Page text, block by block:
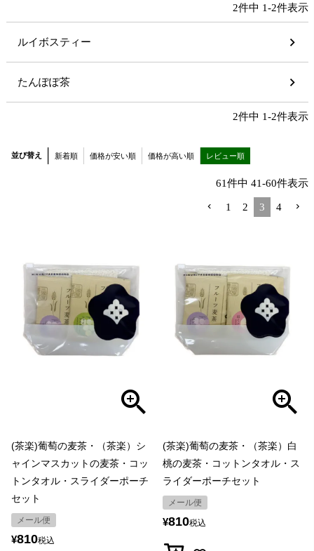
2件中 1-2件表示
ルイボスティー
たんぽぽ茶
2件中 1-2件表示
並び替え 新着順 価格が安い順 価格が高い順 レビュー順
61件中 41-60件表示
1 2 3 4
(茶楽)葡萄の麦茶・（茶楽）シ
ャインマスカットの麦茶・コッ
トンタオル・スライダーポーチ
セット
メール便
¥810税込
(茶楽)葡萄の麦茶・（茶楽）白
桃の麦茶・コットンタオル・ス
ライダーポーチセット
メール便
¥810税込